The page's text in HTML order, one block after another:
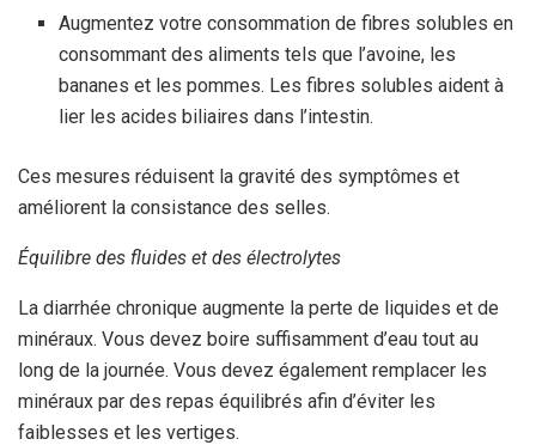
Augmentez votre consommation de fibres solubles en
consommant des aliments tels que l’avoine, les
bananes et les pommes. Les fibres solubles aident à
lier les acides biliaires dans l’intestin.
Ces mesures réduisent la gravité des symptômes et
améliorent la consistance des selles.
Équilibre des fluides et des électrolytes
La diarrhée chronique augmente la perte de liquides et de
minéraux. Vous devez boire suffisamment d’eau tout au
long de la journée. Vous devez également remplacer les
minéraux par des repas équilibrés afin d’éviter les
faiblesses et les vertiges.